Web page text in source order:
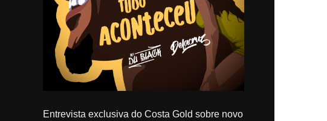
Entrevista exclusiva do Costa Gold sobre novo